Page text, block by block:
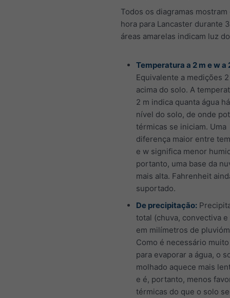
Todos os diagramas
hora para Lancaster durante
áreas amarelas indicam luz
Temperatura a 2 m e w a
Equivalente a medições
acima do solo. A
2 m indica quanta água
nível do solo, de onde
térmicas se iniciam. Uma
diferença maior entre
e w significa menor
portanto, uma base da
mais alta. Fahrenheit
suportado.
De precipitação:
total (chuva, convectiva e
em milímetros de
Como é necessário
para evaporar a água, o
molhado aquece mais
e é, portanto, menos
térmicas do que o solo